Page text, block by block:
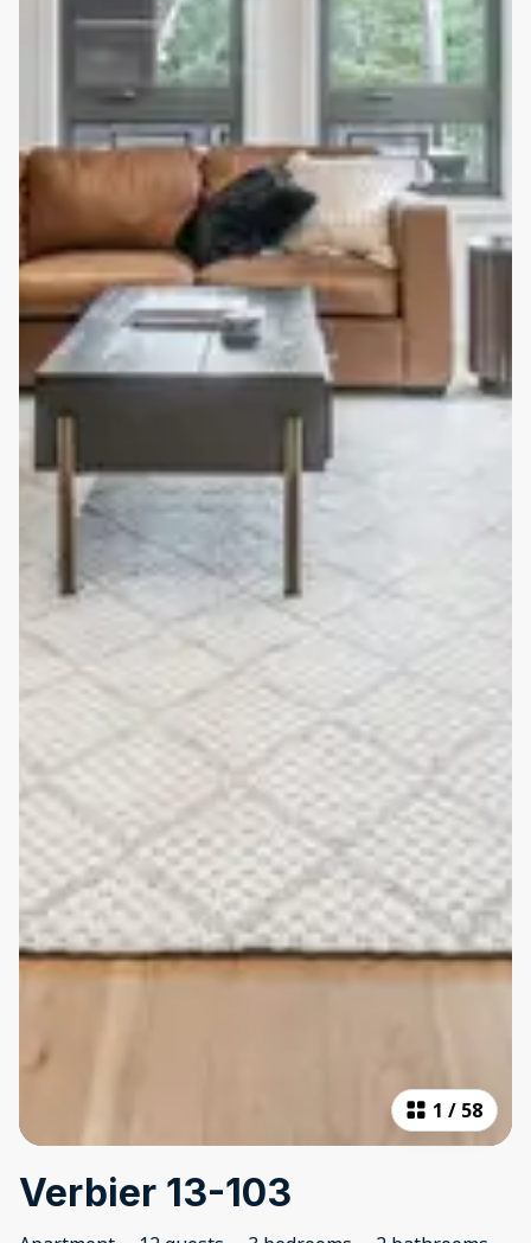
1 / 58
Verbier 13-103